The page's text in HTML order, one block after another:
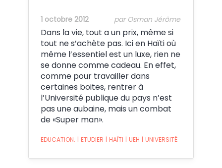
1 octobre 2012 par Osman Jérôme
Dans la vie, tout a un prix, même si
tout ne s’achète pas. Ici en Haïti où
même l’essentiel est un luxe, rien ne
se donne comme cadeau. En effet,
comme pour travailler dans
certaines boites, rentrer à
l’Université publique du pays n’est
pas une aubaine, mais un combat
de «Super man».
EDUCATION. | ETUDIER | HAÏTI | UEH | UNIVERSITÉ